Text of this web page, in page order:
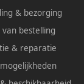
& bezorging
van bestelling
& reparatie